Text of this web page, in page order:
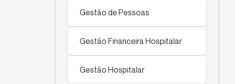
Gestão de Pessoas
Gestão Financeira Hospitalar
Gestão Hospitalar